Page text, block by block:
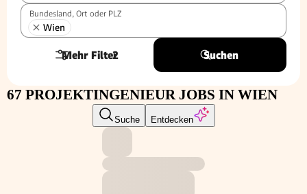
Bundesland, Ort oder PLZ
Wien
Mehr Filter
2 Suchen
67 PROJEKTINGENIEUR JOBS IN WIEN
Suche Entdecken